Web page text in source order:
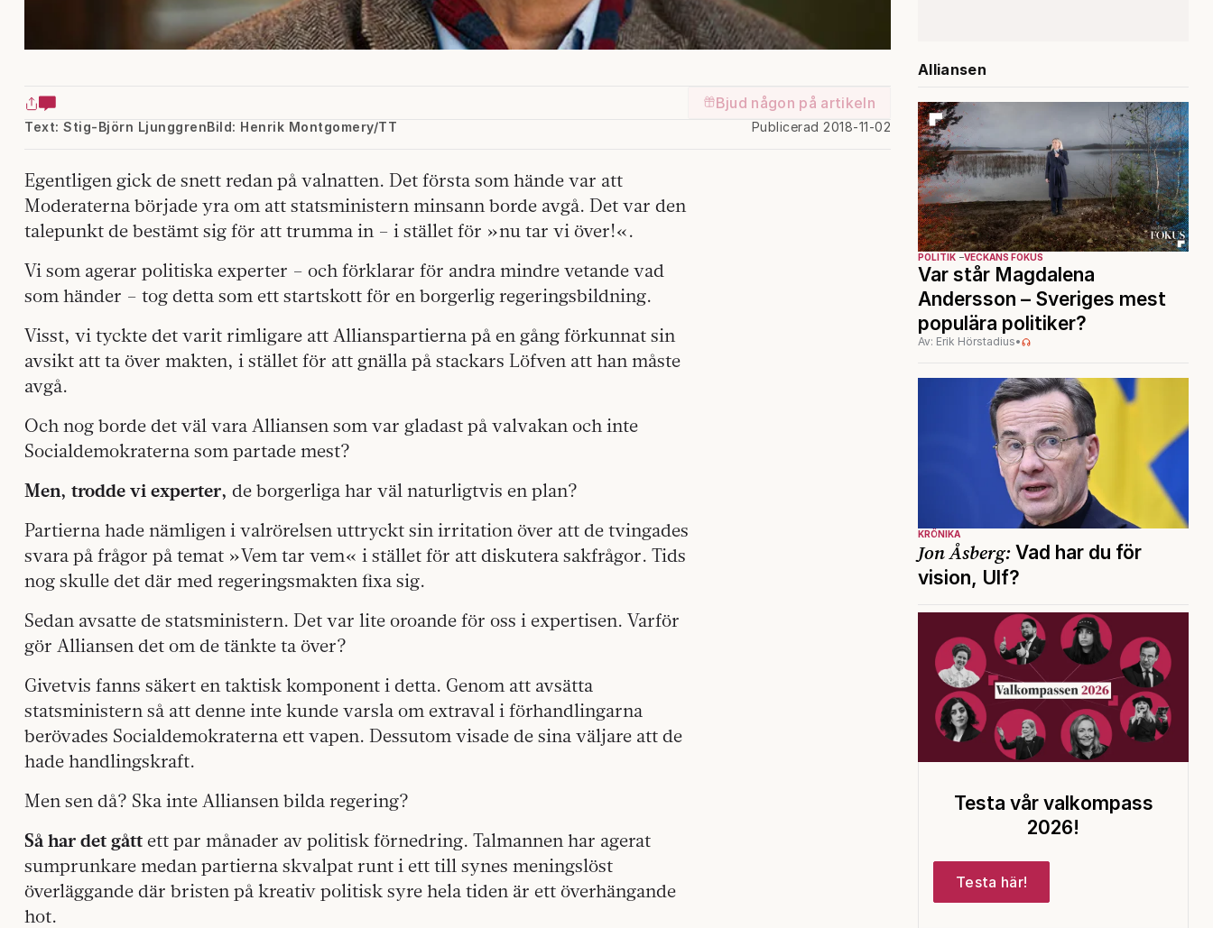
Bjud någon på artikeln
Text: Stig-Björn Ljunggren Publicerad 2018-11-02
Bild: Henrik Montgomery/TT
Egentligen gick de snett redan på valnatten. Det första som hände var att
Moderaterna började yra om att statsministern minsann borde avgå. Det var den
talepunkt de bestämt sig för att trumma in – i stället för »nu tar vi över!«.
Vi som agerar politiska experter – och förklarar för andra mindre vetande vad
som händer – tog detta som ett startskott för en borgerlig regeringsbildning.
Visst, vi tyckte det varit rimligare att Allianspartierna på en gång förkunnat sin
avsikt att ta över makten, i stället för att gnälla på stackars Löfven att han måste
avgå.
Och nog borde det väl vara Alliansen som var gladast på valvakan och inte
Socialdemokraterna som partade mest?
Men, trodde vi experter, de borgerliga har väl naturligtvis en plan?
Partierna hade nämligen i valrörelsen uttryckt sin irritation över att de tvingades
svara på frågor på temat »Vem tar vem« i stället för att diskutera sakfrågor. Tids
nog skulle det där med regeringsmakten fixa sig.
Sedan avsatte de statsministern. Det var lite oroande för oss i expertisen. Varför
gör Alliansen det om de tänkte ta över?
Givetvis fanns säkert en taktisk komponent i detta. Genom att avsätta
statsministern så att denne inte kunde varsla om extraval i förhandlingarna
berövades Socialdemokraterna ett vapen. Dessutom visade de sina väljare att de
hade handlingskraft.
Men sen då? Ska inte Alliansen bilda regering?
Så har det gått ett par månader av politisk förnedring. Talmannen har agerat
sumprunkare medan partierna skvalpat runt i ett till synes meningslöst
överläggande där bristen på kreativ politisk syre hela tiden är ett överhängande
hot.
Alliansen
POLITIK VECKANS FOKUS
Var står Magdalena
Andersson – Sveriges mest
populära politiker?
Av: Erik Hörstadius•
KRÖNIKA
Jon Åsberg: Vad har du för
vision, Ulf?
Testa vår valkompass
2026!
Testa här!